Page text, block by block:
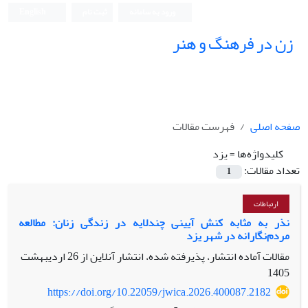
زن در فرهنگ و هنر
صفحه اصلی
فهرست مقالات
کلیدواژه‌ها =یزد
تعداد مقالات:
1
ارتباطات
نذر به مثابه کنش آیینی چندلایه در زندگی زنان: مطالعه
مردم‌نگارانه در شهر یزد
مقالات آماده انتشار، پذیرفته شده، انتشار آنلاین از
26 اردیبهشت
1405
https://doi.org/10.22059/jwica.2026.400087.2182